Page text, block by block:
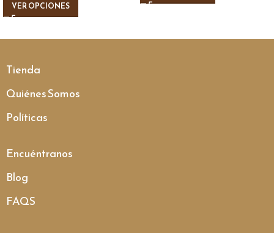
VER OPCIONES
Tienda
Quiénes Somos
Políticas
Encuéntranos
Blog
FAQS